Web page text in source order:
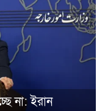
না: ইরান